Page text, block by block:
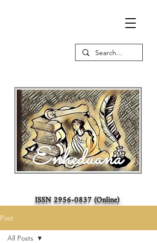
ISSN2956-0837(Online)
Post
All Posts